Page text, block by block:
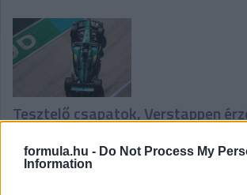
formula.hu - Do Not Process My
Information
Tesztelő csapatok, Verstappen